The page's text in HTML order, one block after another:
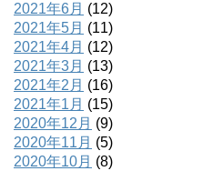
2021年6月 (12)
2021年5月 (11)
2021年4月 (12)
2021年3月 (13)
2021年2月 (16)
2021年1月 (15)
2020年12月 (9)
2020年11月 (5)
2020年10月 (8)